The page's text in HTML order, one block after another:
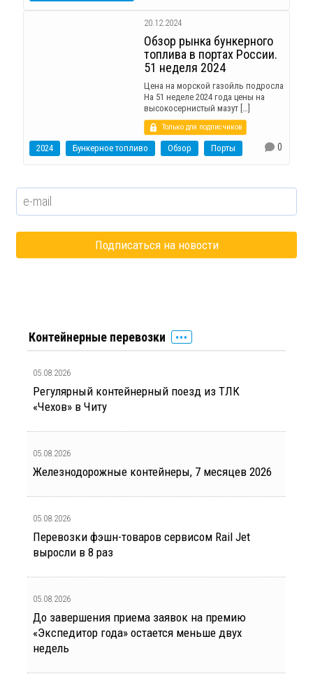
20.12.2024
Обзор рынка бункерного
топлива в портах России.
51 неделя 2024
Цена на морской газойль подросла
На 51 неделе 2024 года цены на
высокосернистый мазут […]
Только для подписчиков
2024 Бункерное топливо Обзор Порты 0
Контейнерные перевозки
05.08.2026
Регулярный контейнерный поезд из ТЛК
«Чехов» в Читу
05.08.2026
Железнодорожные контейнеры, 7 месяцев 2026
05.08.2026
Перевозки фэшн-товаров сервисом Rail Jet
выросли в 8 раз
05.08.2026
До завершения приема заявок на премию
«Экспедитор года» остается меньше двух
недель